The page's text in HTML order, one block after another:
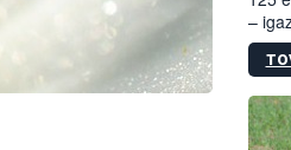
–
15.